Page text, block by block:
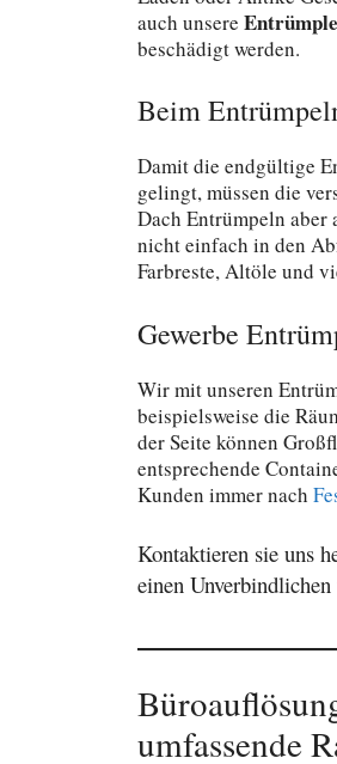
auch unsere
beschädigt werden.
Beim
Damit die endgültige
gelingt, müssen die
Dach Entrümpeln
nicht einfach in den
Farbreste, Altöle und
Gewerbe
Wir mit unseren
beispielsweise die
der Seite können
entsprechende
Kunden immer nach
Kontaktieren sie uns
einen
umfassende